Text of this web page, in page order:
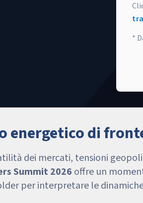
*
energetico di
dei mercati, tensioni
Summit 2026 offre un
per interpretare le